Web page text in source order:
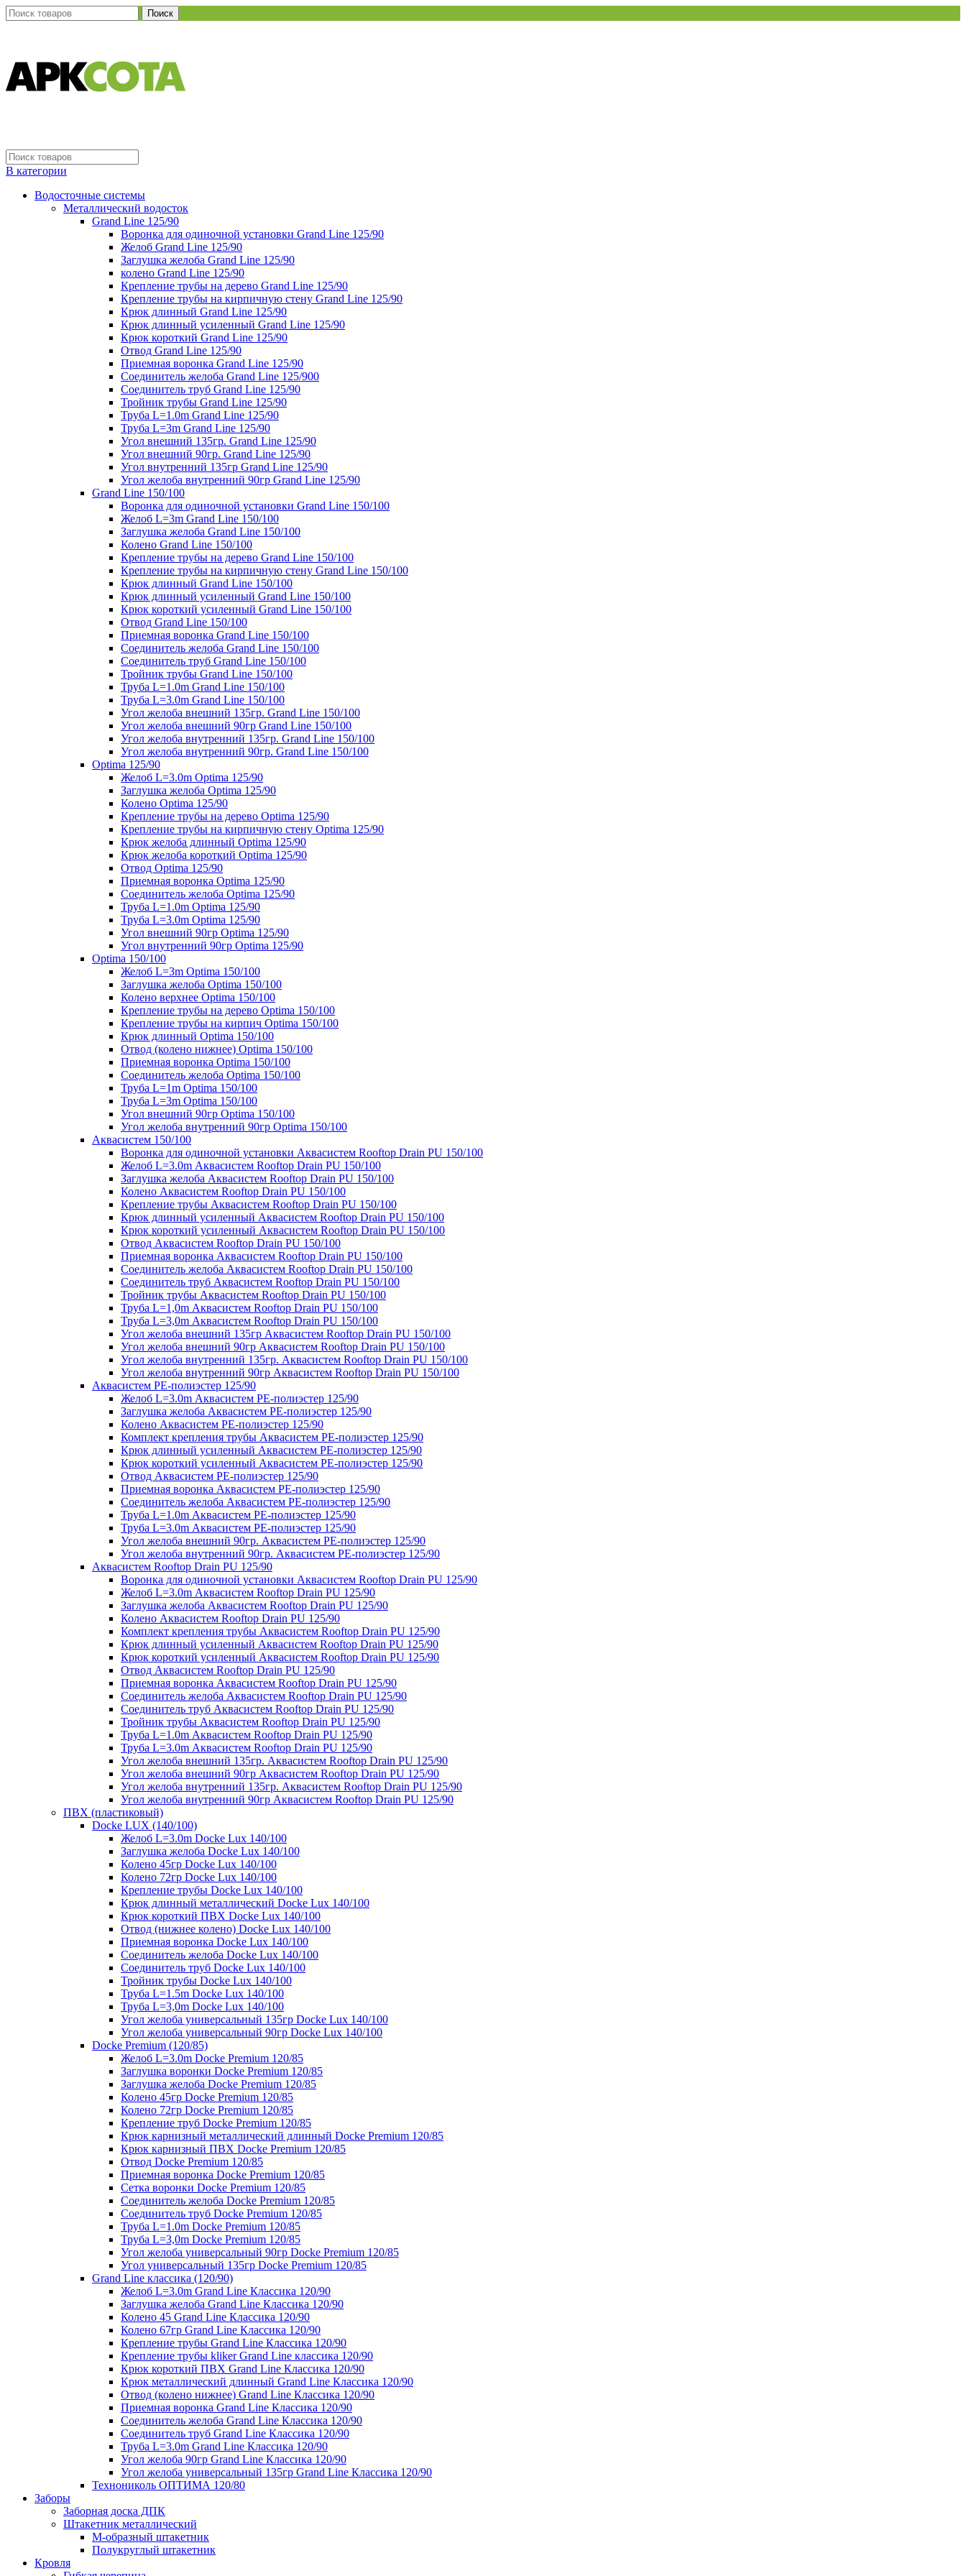
Поиск
В категории
Водосточные системы
Металлический водосток
Grand Line 125/90
Воронка для одиночной установки Grand Line 125/90
Желоб Grand Line 125/90
Заглушка желоба Grand Line 125/90
колено Grand Line 125/90
Крепление трубы на дерево Grand Line 125/90
Крепление трубы на кирпичную стену Grand Line 125/90
Крюк длинный Grand Line 125/90
Крюк длинный усиленный Grand Line 125/90
Крюк короткий Grand Line 125/90
Отвод Grand Line 125/90
Приемная воронка Grand Line 125/90
Соединитель желоба Grand Line 125/900
Соединитель труб Grand Line 125/90
Тройник трубы Grand Line 125/90
Труба L=1.0m Grand Line 125/90
Труба L=3m Grand Line 125/90
Угол внешний 135гр. Grand Line 125/90
Угол внешний 90гр. Grand Line 125/90
Угол внутренний 135гр Grand Line 125/90
Угол желоба внутренний 90гр Grand Line 125/90
Grand Line 150/100
Воронка для одиночной установки Grand Line 150/100
Желоб L=3m Grand Line 150/100
Заглушка желоба Grand Line 150/100
Колено Grand Line 150/100
Крепление трубы на дерево Grand Line 150/100
Крепление трубы на кирпичную стену Grand Line 150/100
Крюк длинный Grand Line 150/100
Крюк длинный усиленный Grand Line 150/100
Крюк короткий усиленный Grand Line 150/100
Отвод Grand Line 150/100
Приемная воронка Grand Line 150/100
Соединитель желоба Grand Line 150/100
Соединитель труб Grand Line 150/100
Тройник трубы Grand Line 150/100
Труба L=1.0m Grand Line 150/100
Труба L=3.0m Grand Line 150/100
Угол желоба внешний 135гр. Grand Line 150/100
Угол желоба внешний 90гр Grand Line 150/100
Угол желоба внутренний 135гр. Grand Line 150/100
Угол желоба внутренний 90гр. Grand Line 150/100
Optima 125/90
Желоб L=3.0m Optima 125/90
Заглушка желоба Optima 125/90
Колено Optima 125/90
Крепление трубы на дерево Optima 125/90
Крепление трубы на кирпичную стену Optima 125/90
Крюк желоба длинный Optima 125/90
Крюк желоба короткий Optima 125/90
Отвод Optima 125/90
Приемная воронка Optima 125/90
Соединитель желоба Optima 125/90
Труба L=1.0m Optima 125/90
Труба L=3.0m Optima 125/90
Угол внешний 90гр Optima 125/90
Угол внутренний 90гр Optima 125/90
Optima 150/100
Желоб L=3m Optima 150/100
Заглушка желоба Optima 150/100
Колено верхнее Optima 150/100
Крепление трубы на дерево Optima 150/100
Крепление трубы на кирпич Optima 150/100
Крюк длинный Optima 150/100
Отвод (колено нижнее) Optima 150/100
Приемная воронка Optima 150/100
Соединитель желоба Optima 150/100
Труба L=1m Optima 150/100
Труба L=3m Optima 150/100
Угол внешний 90гр Optima 150/100
Угол желоба внутренний 90гр Optima 150/100
Аквасистем 150/100
Воронка для одиночной установки Аквасистем Rooftop Drain PU 150/100
Желоб L=3.0m Аквасистем Rooftop Drain PU 150/100
Заглушка желоба Аквасистем Rooftop Drain PU 150/100
Колено Аквасистем Rooftop Drain PU 150/100
Крепление трубы Аквасистем Rooftop Drain PU 150/100
Крюк длинный усиленный Аквасистем Rooftop Drain PU 150/100
Крюк короткий усиленный Аквасистем Rooftop Drain PU 150/100
Отвод Аквасистем Rooftop Drain PU 150/100
Приемная воронка Аквасистем Rooftop Drain PU 150/100
Соединитель желоба Аквасистем Rooftop Drain PU 150/100
Соединитель труб Аквасистем Rooftop Drain PU 150/100
Тройник трубы Аквасистем Rooftop Drain PU 150/100
Труба L=1,0m Аквасистем Rooftop Drain PU 150/100
Труба L=3,0m Аквасистем Rooftop Drain PU 150/100
Угол желоба внешний 135гр Аквасистем Rooftop Drain PU 150/100
Угол желоба внешний 90гр Аквасистем Rooftop Drain PU 150/100
Угол желоба внутренний 135гр. Аквасистем Rooftop Drain PU 150/100
Угол желоба внутренний 90гр Аквасистем Rooftop Drain PU 150/100
Аквасистем PE-полиэстер 125/90
Желоб L=3.0m Аквасистем PE-полиэстер 125/90
Заглушка желоба Аквасистем PE-полиэстер 125/90
Колено Аквасистем PE-полиэстер 125/90
Комплект крепления трубы Аквасистем PE-полиэстер 125/90
Крюк длинный усиленный Аквасистем PE-полиэстер 125/90
Крюк короткий усиленный Аквасистем PE-полиэстер 125/90
Отвод Аквасистем РЕ-полиэстер 125/90
Приемная воронка Аквасистем PE-полиэстер 125/90
Соединитель желоба Аквасистем PE-полиэстер 125/90
Труба L=1.0m Аквасистем PE-полиэстер 125/90
Труба L=3.0m Аквасистем PE-полиэстер 125/90
Угол желоба внешний 90гр. Аквасистем PE-полиэстер 125/90
Угол желоба внутренний 90гр. Аквасистем PE-полиэстер 125/90
Аквасистем Rooftop Drain PU 125/90
Воронка для одиночной установки Аквасистем Rooftop Drain PU 125/90
Желоб L=3.0m Аквасистем Rooftop Drain PU 125/90
Заглушка желоба Аквасистем Rooftop Drain PU 125/90
Колено Аквасистем Rooftop Drain PU 125/90
Комплект крепления трубы Аквасистем Rooftop Drain PU 125/90
Крюк длинный усиленный Аквасистем Rooftop Drain PU 125/90
Крюк короткий усиленный Аквасистем Rooftop Drain PU 125/90
Отвод Аквасистем Rooftop Drain PU 125/90
Приемная воронка Аквасистем Rooftop Drain PU 125/90
Соединитель желоба Аквасистем Rooftop Drain PU 125/90
Соединитель труб Аквасистем Rooftop Drain PU 125/90
Тройник трубы Аквасистем Rooftop Drain PU 125/90
Труба L=1.0m Аквасистем Rooftop Drain PU 125/90
Труба L=3.0m Аквасистем Rooftop Drain PU 125/90
Угол желоба внешний 135гр. Аквасистем Rooftop Drain PU 125/90
Угол желоба внешний 90гр Аквасистем Rooftop Drain PU 125/90
Угол желоба внутренний 135гр. Аквасистем Rooftop Drain PU 125/90
Угол желоба внутренний 90гр Аквасистем Rooftop Drain PU 125/90
ПВХ (пластиковый)
Docke LUX (140/100)
Желоб L=3.0m Docke Lux 140/100
Заглушка желоба Docke Lux 140/100
Колено 45гр Docke Lux 140/100
Колено 72гр Docke Lux 140/100
Крепление трубы Docke Lux 140/100
Крюк длинный металлический Docke Lux 140/100
Крюк короткий ПВХ Docke Lux 140/100
Отвод (нижнее колено) Docke Lux 140/100
Приемная воронка Docke Lux 140/100
Соединитель желоба Docke Lux 140/100
Соединитель труб Docke Lux 140/100
Тройник трубы Docke Lux 140/100
Труба L=1.5m Docke Lux 140/100
Труба L=3,0m Docke Lux 140/100
Угол желоба универсальный 135гр Docke Lux 140/100
Угол желоба универсальный 90гр Docke Lux 140/100
Docke Premium (120/85)
Желоб L=3.0m Docke Premium 120/85
Заглушка воронки Docke Premium 120/85
Заглушка желоба Docke Premium 120/85
Колено 45гр Docke Premium 120/85
Колено 72гр Docke Premium 120/85
Крепление труб Docke Premium 120/85
Крюк карнизный металлический длинный Docke Premium 120/85
Крюк карнизный ПВХ Docke Premium 120/85
Отвод Docke Premium 120/85
Приемная воронка Docke Premium 120/85
Сетка воронки Docke Premium 120/85
Соединитель желоба Docke Premium 120/85
Соединитель труб Docke Premium 120/85
Труба L=1.0m Docke Premium 120/85
Труба L=3,0m Docke Premium 120/85
Угол желоба универсальный 90гр Docke Premium 120/85
Угол универсальный 135гр Docke Premium 120/85
Grand Line классика (120/90)
Желоб L=3.0m Grand Line Классика 120/90
Заглушка желоба Grand Line Классика 120/90
Колено 45 Grand Line Классика 120/90
Колено 67гр Grand Line Классика 120/90
Крепление трубы Grand Line Классика 120/90
Крепление трубы kliker Grand Line классика 120/90
Крюк короткий ПВХ Grand Line Классика 120/90
Крюк металлический длинный Grand Line Классика 120/90
Отвод (колено нижнее) Grand Line Классика 120/90
Приемная воронка Grand Line Классика 120/90
Соединитель желоба Grand Line Классика 120/90
Соединитель труб Grand Line Классика 120/90
Труба L=3.0m Grand Line Классика 120/90
Угол желоба 90гр Grand Line Классика 120/90
Угол желоба универсальный 135гр Grand Line Классика 120/90
Технониколь ОПТИМА 120/80
Заборы
Заборная доска ДПК
Штакетник металлический
М-образный штакетник
Полукруглый штакетник
Кровля